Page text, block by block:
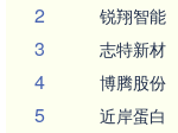
2 锐翔智能
3 志特新材
4 博腾股份
5 近岸蛋白